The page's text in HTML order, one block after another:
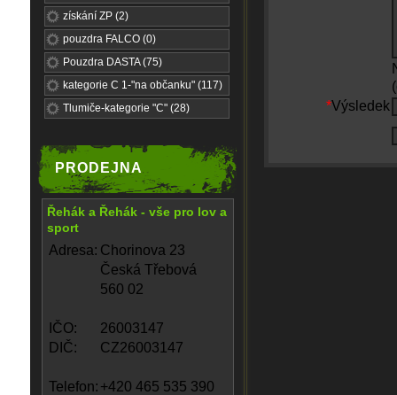
získání ZP (2)
pouzdra FALCO (0)
Pouzdra DASTA (75)
kategorie C 1-"na občanku" (117)
Tlumiče-kategorie "C" (28)
PRODEJNA
Řehák a Řehák - vše pro lov a
sport
Adresa: Chorinova 23
Česká Třebová
560 02
IČO:
26003147
DIČ:
CZ26003147
Telefon: +420 465 535 390
*Výsledek